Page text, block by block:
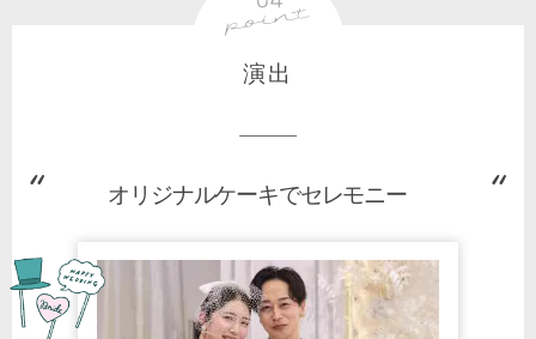
演出
オリジナルケーキでセレモニー